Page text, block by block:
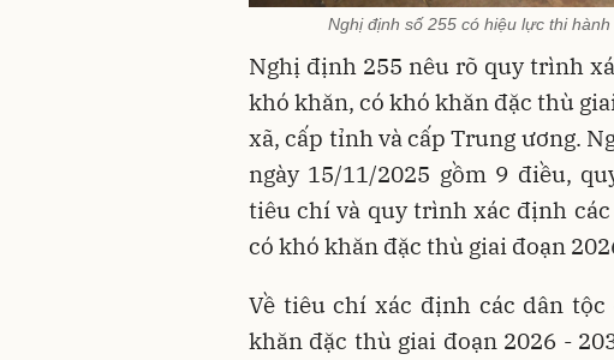
Nghị định số 255 có hiệu lực thi
Nghị định 255 nêu rõ quy trình
khó khăn, có khó khăn đặc thù
xã, cấp tỉnh và cấp Trung ương.
ngày 15/11/2025 gồm 9 điều,
tiêu chí và quy trình xác định
có khó khăn đặc thù giai đoạn
Về tiêu chí xác định các dân
khăn đặc thù giai đoạn 2026 -